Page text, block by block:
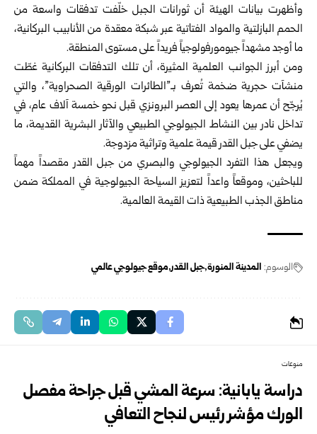
وأظهرت بيانات الهيئة أن ثورانات الجبل خلّفت تدفقات واسعة من
الحمم البازلتية والمواد الفتاتية عبر شبكة معقدة من الأنابيب البركانية،
ما أوجد مشهداً جيومورفولوجياً فريداً على مستوى المنطقة.
ومن أبرز الجوانب العلمية المثيرة، أن تلك التدفقات البركانية غطّت
منشآت حجرية ضخمة تُعرف بـ”الطائرات الورقية الصحراوية”، والتي
يُرجّح أن عمرها يعود إلى العصر البرونزي قبل نحو خمسة آلاف عام، في
تداخل نادر بين النشاط الجيولوجي الطبيعي والآثار البشرية القديمة، ما
يضفي على جبل القدر قيمة علمية وتراثية مزدوجة.
ويجعل هذا التفرد الجيولوجي والبصري من جبل القدر مقصداً مهماً
للباحثين، وموقعاً واعداً لتعزيز السياحة الجيولوجية في المملكة ضمن
مناطق الجذب الطبيعية ذات القيمة العالمية.
الوسوم: المدينة المنورة جبل القدر موقع جيولوجي عالمي
منوعات
دراسة يابانية: سرعة المشي قبل جراحة مفصل
الورك مؤشر رئيس لنجاح التعافي